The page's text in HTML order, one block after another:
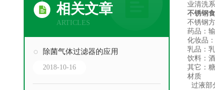
相关文章
ARTICLES
除菌气体过滤器的应用
2018-10-16
业清洗
不锈钢
不锈钢
药品：
化妆品
乳品：
饮料：
其它：
材质
过液部